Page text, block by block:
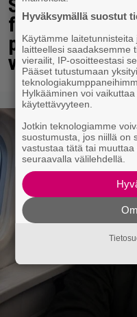
festareista:
pyyntö
vuonna
Hyväksymällä suostut
Käytämme
laitteellesi saadaksemme
vierailit, IP-osoitteestasi
Pääset tutustumaan
Hylkääminen voi
käytettävyyteen.
Jotkin teknologiamme
suostumusta, jos niillä on
vastustaa tätä tai
seuraavalla välilehdellä.